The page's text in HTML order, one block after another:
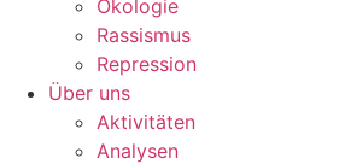
Ökologie
Rassismus
Repression
Über uns
Aktivitäten
Analysen